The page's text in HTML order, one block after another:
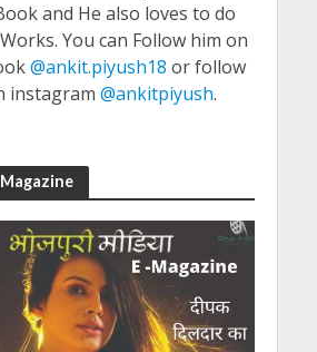
and He also loves to do
You can Follow him on
@ankit.piyush18 or follow
instagram @ankitpiyush.